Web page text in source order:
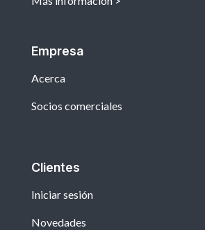
Empresa
Acerca
Socios comerciales
Clientes
Iniciar sesión
Novedades